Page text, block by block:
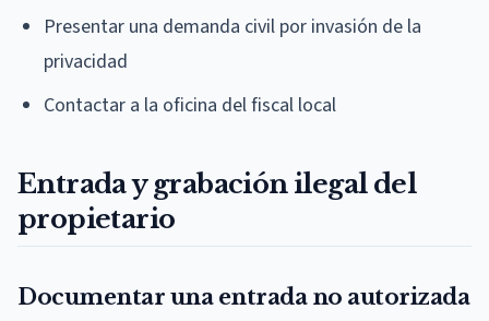
Presentar una demanda civil por invasión de la
privacidad
Contactar a la oficina del fiscal local
Entrada y grabación ilegal del
propietario
Documentar una entrada no autorizada